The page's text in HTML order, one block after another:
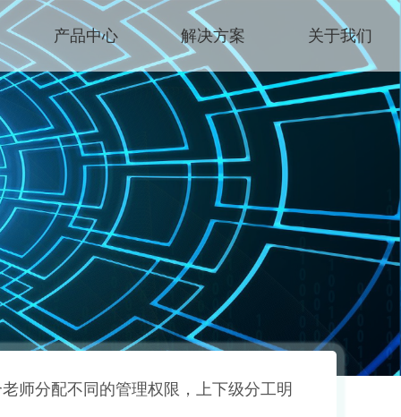
产品中心 解决方案 关于我们
师分配不同的管理权限，上下级分工明